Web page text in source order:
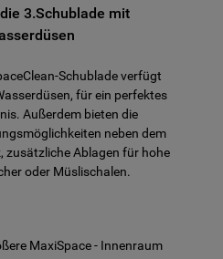
3.Schublade mit
Schublade verfügt
für ein perfektes
Außerdem bieten die
neben dem
zusätzliche Ablagen für hohe
oder Müslischalen.
MaxiSpace - Innenraum